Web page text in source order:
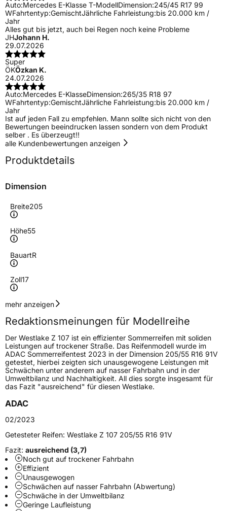
Auto:Mercedes E-Klasse T-ModellDimension:245/45 R17 99
WFahrtentyp:GemischtJährliche Fahrleistung:bis 20.000 km /
Jahr
Alles gut bis jetzt, auch bei Regen noch keine Probleme
JHJohann H.
29.07.2026
Super
ÖKÖzkan K.
24.07.2026
Auto:Mercedes E-KlasseDimension:265/35 R18 97
WFahrtentyp:GemischtJährliche Fahrleistung:bis 20.000 km /
Jahr
Ist auf jeden Fall zu empfehlen. Mann sollte sich nicht von den
Bewertungen beeindrucken lassen sondern von dem Produkt
selber . Es überzeugt!!
alle Kundenbewertungen anzeigen
Produktdetails
Dimension
Breite205
Höhe55
BauartR
Zoll17
Geschwindigkeitsindex
Höchstgeschwindigkeit
270 km/h
Lastindex95
Höchstlast690 kg
Generelle Merkmale
Fahrzeugtyp
Verwendung
ModellnameZ 107
FahrzeugartPKW & SUV
Weitere Eigenschaften
SchlauchtypTL
mehr anzeigen
Redaktionsmeinungen für Modellreihe
Der Westlake Z 107 ist ein effizienter Sommerreifen mit soliden
Leistungen auf trockener Straße. Das Reifenmodell wurde im
ADAC Sommerreifentest 2023 in der Dimension 205/55 R16 91V
getestet, hierbei zeigten sich unausgewogene Leistungen mit
Schwächen unter anderem auf nasser Fahrbahn und in der
Umweltbilanz und Nachhaltigkeit. All dies sorgte insgesamt für
das Fazit "ausreichend" für diesen Westlake.
ADAC
02/2023
Getesteter Reifen: Westlake Z 107 205/55 R16 91V
Fazit: ausreichend (3,7)
Noch gut auf trockener Fahrbahn
Effizient
Unausgewogen
Schwächen auf nasser Fahrbahn (Abwertung)
Schwäche in der Umweltbilanz
Geringe Laufleistung